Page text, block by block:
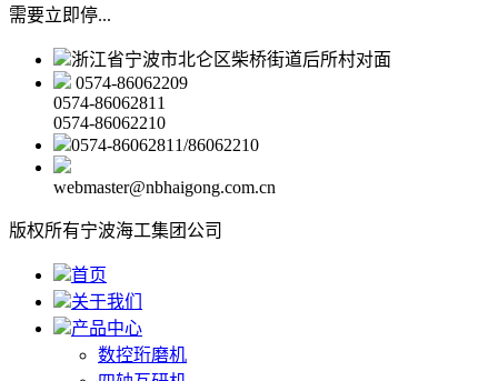
需要立即停...
浙江省宁波市北仑区柴桥街道后所村对面
0574-86062209
0574-86062811
0574-86062210
0574-86062811/86062210
webmaster@nbhaigong.com.cn
版权所有宁波海工集团公司
首页
关于我们
产品中心
数控珩磨机